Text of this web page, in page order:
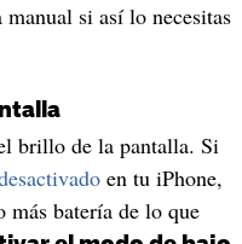
si así lo necesitas
brillo de la pantalla. Si
en tu iPhone,
más batería de lo que